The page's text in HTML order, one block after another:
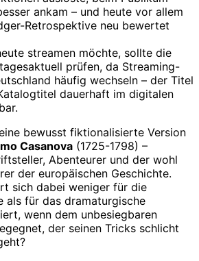
ankam – und heute vor allem
Retrospektive neu bewertet
streamen möchte, sollte die
prüfen, da Streaming-
häufig wechseln – der Titel
dauerhaft im digitalen
bewusst fiktionalisierte Version
Casanova (1725-1798) –
Abenteurer und der wohl
der europäischen Geschichte.
sich dabei weniger für die
als für das dramaturgische
wenn dem unbesiegbaren
der seinen Tricks schlicht